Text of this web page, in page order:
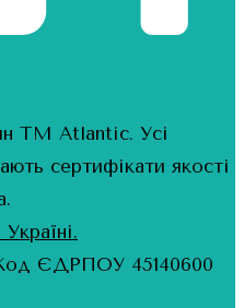
ТМ Atlantic. Усі
сертифікати якості
ЄДРПОУ 45140600